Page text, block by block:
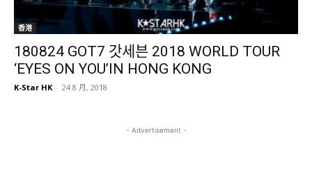
香港
180824 GOT7 갓세븐 2018 WORLD TOUR
‘EYES ON YOU’IN HONG KONG
K-Star HK - 24 8 月, 2018
- Advertisement -